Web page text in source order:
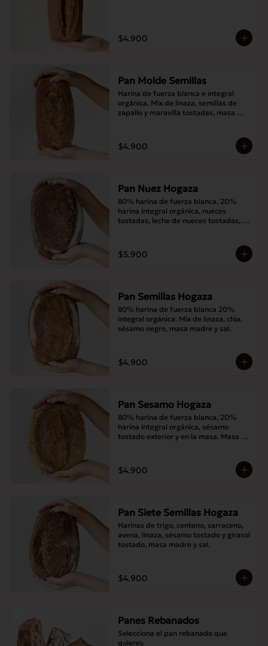
$4.900
Pan Molde Semillas
Harina de fuerza blanca e integral
orgánica. Mix de linaza, semillas de
zapallo y maravilla tostadas, masa
$4.900
Pan Nuez Hogaza
80% harina de fuerza blanca, 20%
harina integral orgánica, nueces
tostadas, leche de nueces tostadas,
$5.900
Pan Semillas Hogaza
80% harina de fuerza blanca 20%
integral orgánica. Mix de linaza, chía,
sésamo negro, masa madre y sal.
$4.900
Pan Sesamo Hogaza
80% harina de fuerza blanca, 20%
harina integral orgánica, sésamo
tostado exterior y en la masa. Masa
$4.900
Pan Siete Semillas Hogaza
Harinas de trigo, centeno, sarraceno,
avena, linaza, sésamo tostado y girasol
tostado, masa madre y sal.
$4.900
Panes Rebanados
Selecciona el pan rebanado que
quieres